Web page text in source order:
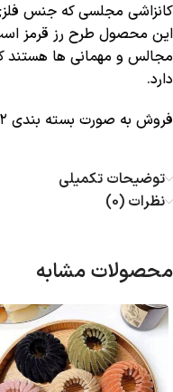
کانزاشی مجلسی که جنس
این محصول طرح رز قرمز
مجالس و مهمانی ها هستند
دارد.
فروش به صورت بسته بندی ۱۲ عددی می باشد.
توضیحات تکمیلی
نظرات (0)
محصولات مشابه